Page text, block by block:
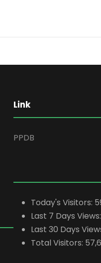
Link
PPDB
Today's Visitors:
Last 7 Days Views:
Last 30 Days
Total Visitors: